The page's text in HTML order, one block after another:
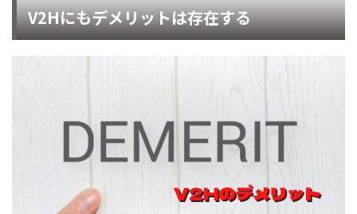
V2Hにもデメリットは存在する